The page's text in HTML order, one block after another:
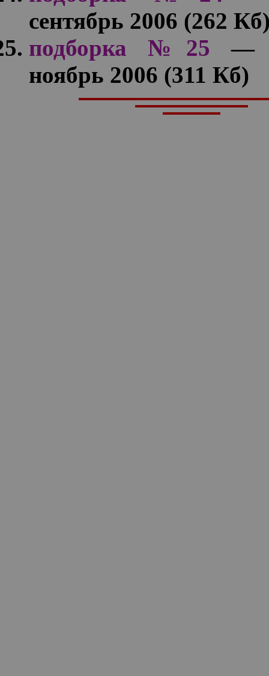
сентябрь 2006 (262
подборка №25 —
ноябрь 2006 (311 Кб)